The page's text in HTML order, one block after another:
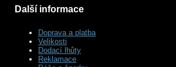
Další informace
Doprava a platba
Velikosti
Dodací lhůty
Reklamace